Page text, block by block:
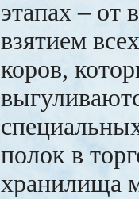
этапах – от
взятием
коров,
полок в
хранилища